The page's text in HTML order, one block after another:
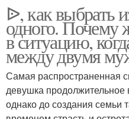
ᐉ, как выбрать
одного. Почему
в ситуацию,
между двумя
Самая распространенная
девушка продолжительное
однако до создания семьи